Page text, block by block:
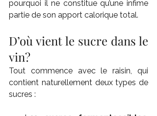
pourquoi il ne constitue qu’une infime
partie de son apport calorique total.
D’où vient le sucre dans le
vin?
Tout commence avec le raisin, qui
contient naturellement deux types de
sucres :